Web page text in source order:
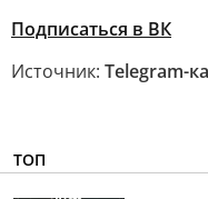
Подписаться в ВК
Источник: Telegram-
ТОП